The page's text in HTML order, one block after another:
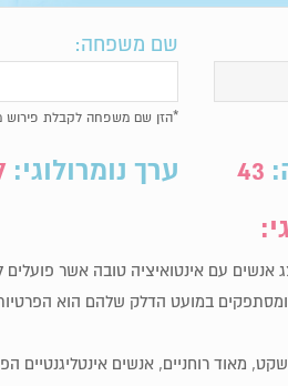
שם משפחה:
*הזן שם משפחה לקבלת פירוש
43 ערך נומרולוגי:
ומסתפקים במועט הדלק שלהם הוא